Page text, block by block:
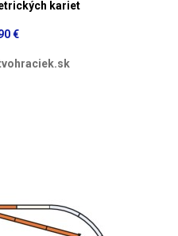
kariet
€